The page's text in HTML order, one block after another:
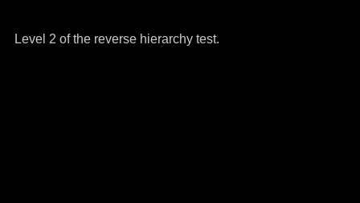
Level 2 of the reverse hierarchy test.